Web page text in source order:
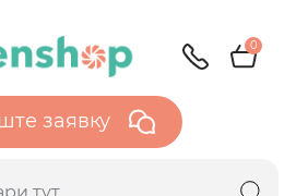
0
заявку